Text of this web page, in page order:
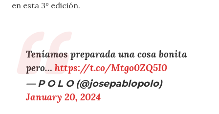
en esta 3º edición.
Teníamos preparada una cosa bonita
pero… https://t.co/Mtgo0ZQ5I0
— P O L O (@josepablopolo)
January 20, 2024